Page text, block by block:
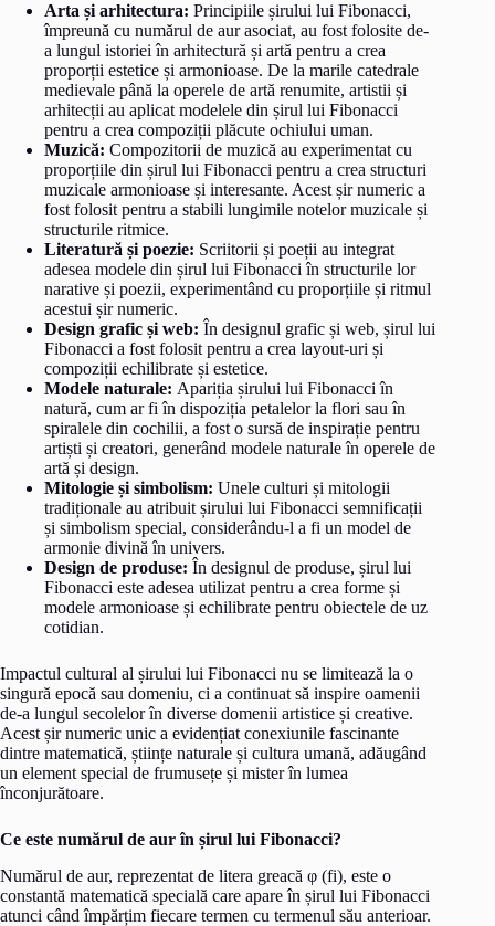
Arta și arhitectura: Principiile șirului lui Fibonacci,
împreună cu numărul de aur asociat, au fost folosite de-
a lungul istoriei în arhitectură și artă pentru a crea
proporții estetice și armonioase. De la marile catedrale
medievale până la operele de artă renumite, artistii și
arhitecții au aplicat modelele din șirul lui Fibonacci
pentru a crea compoziții plăcute ochiului uman.
Muzică: Compozitorii de muzică au experimentat cu
proporțiile din șirul lui Fibonacci pentru a crea structuri
muzicale armonioase și interesante. Acest șir numeric a
fost folosit pentru a stabili lungimile notelor muzicale și
structurile ritmice.
Literatură și poezie: Scriitorii și poeții au integrat
adesea modele din șirul lui Fibonacci în structurile lor
narative și poezii, experimentând cu proporțiile și ritmul
acestui șir numeric.
Design grafic și web: În designul grafic și web, șirul lui
Fibonacci a fost folosit pentru a crea layout-uri și
compoziții echilibrate și estetice.
Modele naturale: Apariția șirului lui Fibonacci în
natură, cum ar fi în dispoziția petalelor la flori sau în
spiralele din cochilii, a fost o sursă de inspirație pentru
artiști și creatori, generând modele naturale în operele de
artă și design.
Mitologie și simbolism: Unele culturi și mitologii
tradiționale au atribuit șirului lui Fibonacci semnificații
și simbolism special, considerându-l a fi un model de
armonie divină în univers.
Design de produse: În designul de produse, șirul lui
Fibonacci este adesea utilizat pentru a crea forme și
modele armonioase și echilibrate pentru obiectele de uz
cotidian.
Impactul cultural al șirului lui Fibonacci nu se limitează la o
singură epocă sau domeniu, ci a continuat să inspire oamenii
de-a lungul secolelor în diverse domenii artistice și creative.
Acest șir numeric unic a evidențiat conexiunile fascinante
dintre matematică, științe naturale și cultura umană, adăugând
un element special de frumusețe și mister în lumea
înconjurătoare.
Ce este numărul de aur în șirul lui Fibonacci?
Numărul de aur, reprezentat de litera greacă φ (fi), este o
constantă matematică specială care apare în șirul lui Fibonacci
atunci când împărțim fiecare termen cu termenul său anterioar.